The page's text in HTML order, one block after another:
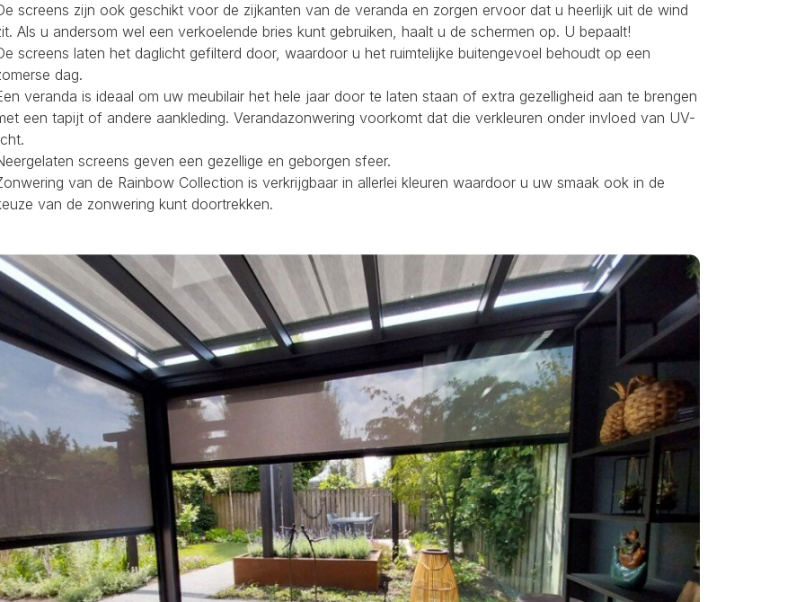
screens zijn ook geschikt voor de zijkanten van de veranda en zorgen ervoor dat u heerlijk uit de wind
Als u andersom wel een verkoelende bries kunt gebruiken, haalt u de schermen op. U bepaalt!
screens laten het daglicht gefilterd door, waardoor u het ruimtelijke buitengevoel behoudt op een
dag.
veranda is ideaal om uw meubilair het hele jaar door te laten staan of extra gezelligheid aan te brengen
een tapijt of andere aankleding. Verandazonwering voorkomt dat die verkleuren onder invloed van UV-
screens geven een gezellige en geborgen sfeer.
van de Rainbow Collection is verkrijgbaar in allerlei kleuren waardoor u uw smaak ook in de
van de zonwering kunt doortrekken.